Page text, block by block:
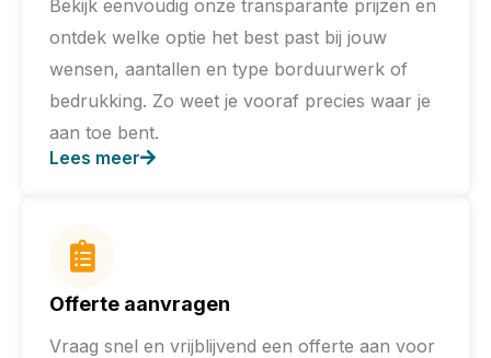
Bekijk eenvoudig onze transparante prijzen en
ontdek welke optie het best past bij jouw
wensen, aantallen en type borduurwerk of
bedrukking. Zo weet je vooraf precies waar je
aan toe bent.
Lees meer
Offerte aanvragen
Vraag snel en vrijblijvend een offerte aan voor